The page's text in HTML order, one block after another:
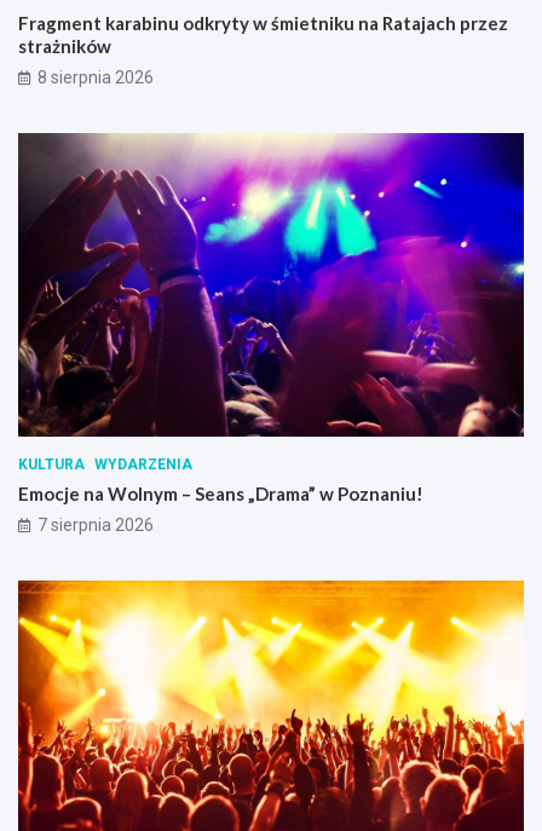
Fragment karabinu odkryty w śmietniku na Ratajach przez
strażników
8 sierpnia 2026
KULTURA WYDARZENIA
Emocje na Wolnym – Seans „Drama” w Poznaniu!
7 sierpnia 2026